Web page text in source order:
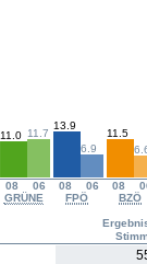
08 06 08 06 08
GRÜNE FPÖ BZÖ
11.0 11.7
13.9
6.9
11.5